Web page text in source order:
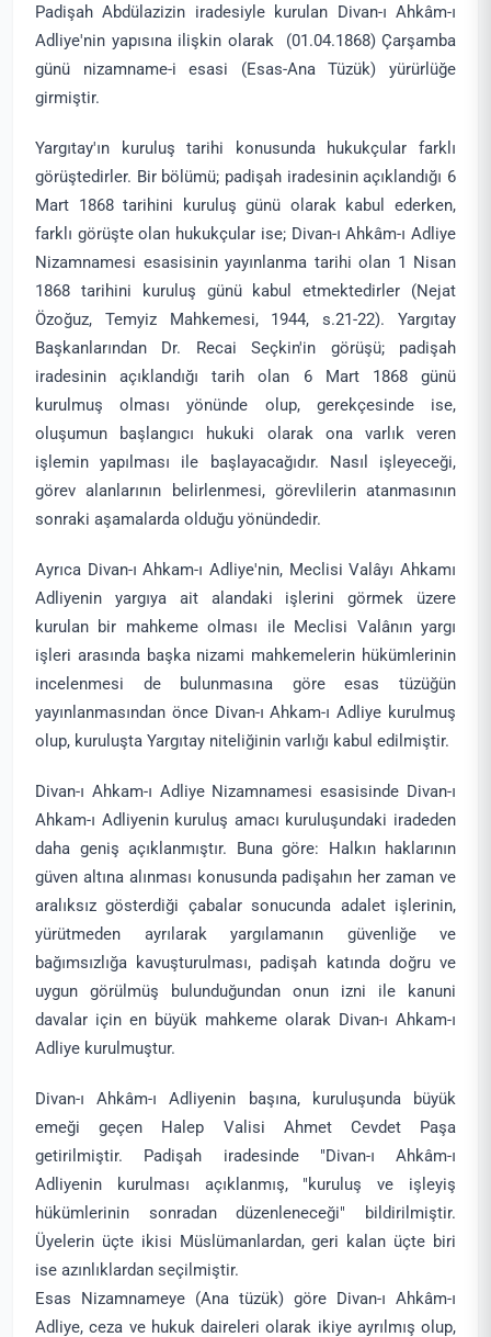
Padişah Abdülazizin iradesiyle kurulan Divan-ı Ahkâm-ı
Adliye'nin yapısına ilişkin olarak (01.04.1868) Çarşamba
günü nizamname-i esasi (Esas-Ana Tüzük) yürürlüğe
girmiştir.
Yargıtay'ın kuruluş tarihi konusunda hukukçular farklı
görüştedirler. Bir bölümü; padişah iradesinin açıklandığı 6
Mart 1868 tarihini kuruluş günü olarak kabul ederken,
farklı görüşte olan hukukçular ise; Divan-ı Ahkâm-ı Adliye
Nizamnamesi esasisinin yayınlanma tarihi olan 1 Nisan
1868 tarihini kuruluş günü kabul etmektedirler (Nejat
Özoğuz, Temyiz Mahkemesi, 1944, s.21-22). Yargıtay
Başkanlarından Dr. Recai Seçkin'in görüşü; padişah
iradesinin açıklandığı tarih olan 6 Mart 1868 günü
kurulmuş olması yönünde olup, gerekçesinde ise,
oluşumun başlangıcı hukuki olarak ona varlık veren
işlemin yapılması ile başlayacağıdır. Nasıl işleyeceği,
görev alanlarının belirlenmesi, görevlilerin atanmasının
sonraki aşamalarda olduğu yönündedir.
Ayrıca Divan-ı Ahkam-ı Adliye'nin, Meclisi Valâyı Ahkamı
Adliyenin yargıya ait alandaki işlerini görmek üzere
kurulan bir mahkeme olması ile Meclisi Valânın yargı
işleri arasında başka nizami mahkemelerin hükümlerinin
incelenmesi de bulunmasına göre esas tüzüğün
yayınlanmasından önce Divan-ı Ahkam-ı Adliye kurulmuş
olup, kuruluşta Yargıtay niteliğinin varlığı kabul edilmiştir.
Divan-ı Ahkam-ı Adliye Nizamnamesi esasisinde Divan-ı
Ahkam-ı Adliyenin kuruluş amacı kuruluşundaki iradeden
daha geniş açıklanmıştır. Buna göre: Halkın haklarının
güven altına alınması konusunda padişahın her zaman ve
aralıksız gösterdiği çabalar sonucunda adalet işlerinin,
yürütmeden ayrılarak yargılamanın güvenliğe ve
bağımsızlığa kavuşturulması, padişah katında doğru ve
uygun görülmüş bulunduğundan onun izni ile kanuni
davalar için en büyük mahkeme olarak Divan-ı Ahkam-ı
Adliye kurulmuştur.
Divan-ı Ahkâm-ı Adliyenin başına, kuruluşunda büyük
emeği geçen Halep Valisi Ahmet Cevdet Paşa
getirilmiştir. Padişah iradesinde "Divan-ı Ahkâm-ı
Adliyenin kurulması açıklanmış, "kuruluş ve işleyiş
hükümlerinin sonradan düzenleneceği" bildirilmiştir.
Üyelerin üçte ikisi Müslümanlardan, geri kalan üçte biri
ise azınlıklardan seçilmiştir.
Esas Nizamnameye (Ana tüzük) göre Divan-ı Ahkâm-ı
Adliye, ceza ve hukuk daireleri olarak ikiye ayrılmış olup,